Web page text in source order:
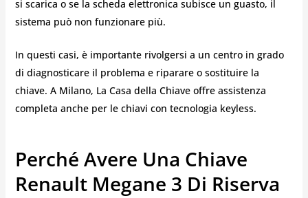
si scarica o se la scheda elettronica subisce un guasto, il
sistema può non funzionare più.
In questi casi, è importante rivolgersi a un centro in grado
di diagnosticare il problema e riparare o sostituire la
chiave. A Milano, La Casa della Chiave offre assistenza
completa anche per le chiavi con tecnologia keyless.
Perché Avere Una Chiave
Renault Megane 3 Di Riserva